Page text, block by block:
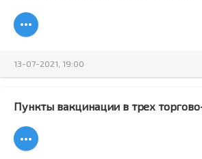
13-07-2021, 19:00
Пункты вакцинации в трех